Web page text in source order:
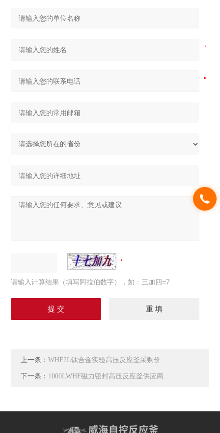
请输入计算结果（填写阿拉伯数字），如：三加四=7
上一条：WHF2L钛合金实验高压反应釜采购价
下一条： 1000LWHF磁力密封高压反应釜供应商